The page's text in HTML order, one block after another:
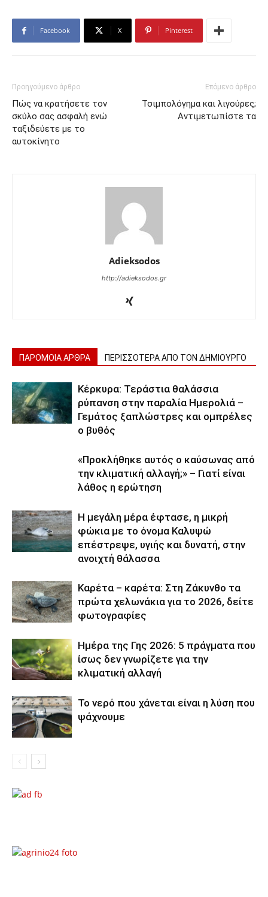
Facebook X Pinterest
Προηγούμενο άρθρο
Πώς να κρατήσετε τον
σκύλο σας ασφαλή ενώ
ταξιδεύετε με το
αυτοκίνητο
Επόμενο άρθρο
Τσιμπολόγημα και λιγούρες;
Αντιμετωπίστε τα
Adieksodos
http://adieksodos.gr
ΠΑΡΟΜΟΙΑ ΑΡΘΡΑ ΠΕΡΙΣΣΟΤΕΡΑ ΑΠΟ ΤΟΝ ΔΗΜΙΟΥΡΓΟ
Κέρκυρα: Τεράστια θαλάσσια
ρύπανση στην παραλία Ημερολιά –
Γεμάτος ξαπλώστρες και ομπρέλες
ο βυθός
«Προκλήθηκε αυτός ο καύσωνας από
την κλιματική αλλαγή;» – Γιατί είναι
λάθος η ερώτηση
Η μεγάλη μέρα έφτασε, η μικρή
φώκια με το όνομα Καλυψώ
επέστρεψε, υγιής και δυνατή, στην
ανοιχτή θάλασσα
Καρέτα – καρέτα: Στη Ζάκυνθο τα
πρώτα χελωνάκια για το 2026, δείτε
φωτογραφίες
Ημέρα της Γης 2026: 5 πράγματα που
ίσως δεν γνωρίζετε για την
κλιματική αλλαγή
Το νερό που χάνεται είναι η λύση που
ψάχνουμε